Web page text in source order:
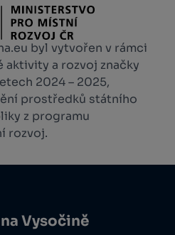
byl vytvořen v rámci
a rozvoj značky
2024 – 2025,
prostředků státního
z programu
rozvoj.
Vysočině